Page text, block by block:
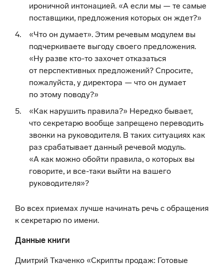
ироничной интонацией. «А если мы — те самые
поставщики, предложения которых он ждет?»
«Что он думает». Этим речевым модулем вы
подчеркиваете выгоду своего предложения.
«Ну разве кто-то захочет отказаться
от перспективных предложений? Спросите,
пожалуйста, у директора — что он думает
по этому поводу?»
«Как нарушить правила?» Нередко бывает,
что секретарю вообще запрещено переводить
звонки на руководителя. В таких ситуациях как
раз срабатывает данный речевой модуль.
«А как можно обойти правила, о которых вы
говорите, и все-таки выйти на вашего
руководителя»?
Во всех приемах лучше начинать речь с обращения
к секретарю по имени.
Данные книги
Дмитрий Ткаченко «Скрипты продаж: Готовые